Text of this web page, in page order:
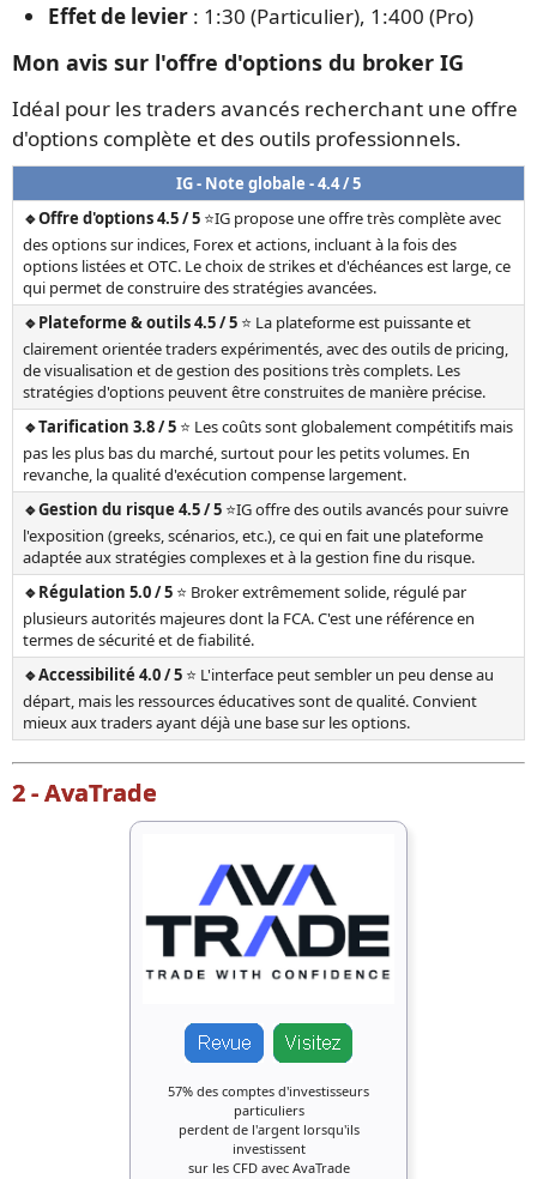
Effet de levier : 1:30 (Particulier), 1:400 (Pro)
Mon avis sur l'offre d'options du broker IG
Idéal pour les traders avancés recherchant une offre
d'options complète et des outils professionnels.
IG - Note globale - 4.4 / 5
🔹Offre d'options 4.5 / 5 ⭐IG propose une offre très complète avec
des options sur indices, Forex et actions, incluant à la fois des
options listées et OTC. Le choix de strikes et d'échéances est large, ce
qui permet de construire des stratégies avancées.
🔹Plateforme & outils 4.5 / 5 ⭐ La plateforme est puissante et
clairement orientée traders expérimentés, avec des outils de pricing,
de visualisation et de gestion des positions très complets. Les
stratégies d'options peuvent être construites de manière précise.
🔹Tarification 3.8 / 5 ⭐ Les coûts sont globalement compétitifs mais
pas les plus bas du marché, surtout pour les petits volumes. En
revanche, la qualité d'exécution compense largement.
🔹Gestion du risque 4.5 / 5 ⭐IG offre des outils avancés pour suivre
l'exposition (greeks, scénarios, etc.), ce qui en fait une plateforme
adaptée aux stratégies complexes et à la gestion fine du risque.
🔹Régulation 5.0 / 5 ⭐ Broker extrêmement solide, régulé par
plusieurs autorités majeures dont la FCA. C'est une référence en
termes de sécurité et de fiabilité.
🔹Accessibilité 4.0 / 5 ⭐ L'interface peut sembler un peu dense au
départ, mais les ressources éducatives sont de qualité. Convient
mieux aux traders ayant déjà une base sur les options.
2 - AvaTrade
57% des comptes d'investisseurs
particuliers
perdent de l'argent lorsqu'ils
investissent
sur les CFD avec AvaTrade